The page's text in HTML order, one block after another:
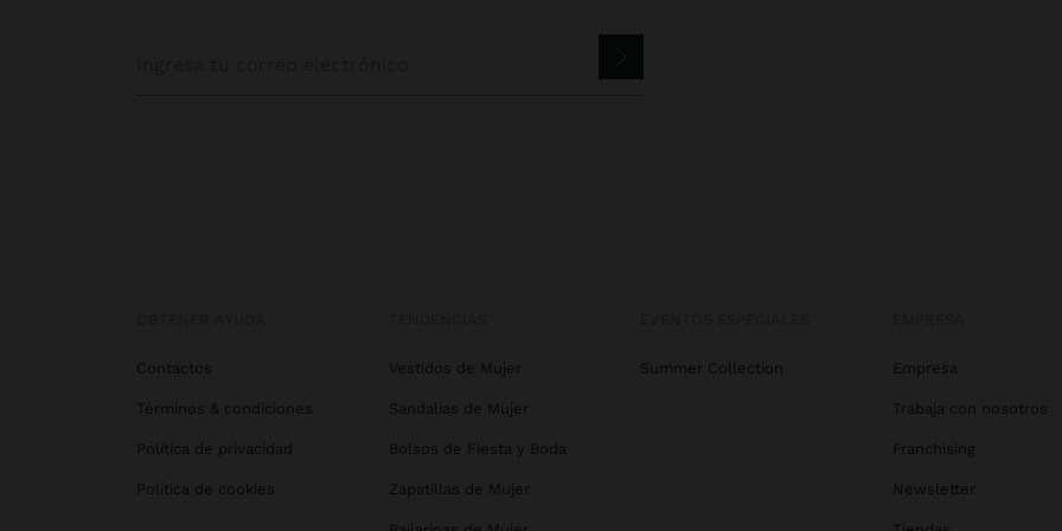
Contactos
Términos & condiciones
Política de privacidad
Política de cookies
Vestidos de Mujer
Sandalias de Mujer
Bolsos de Fiesta y Boda
Zapatillas de Mujer
Summer Collection Empresa
Trabaja con nosotros
Franchising
Newsletter